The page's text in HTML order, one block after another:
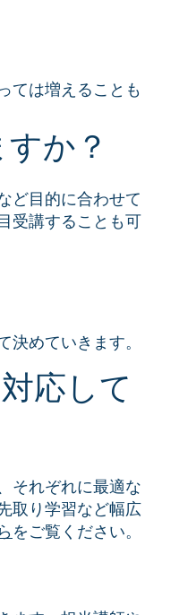
ては増えることも
か？
ど目的に合わせて
受講することも可
めていきます。
応して
それぞれに最適な
取り学習など幅広
をご覧ください。